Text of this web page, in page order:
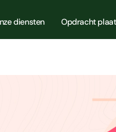
diensten Opdracht